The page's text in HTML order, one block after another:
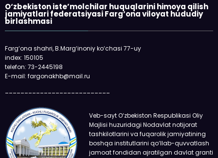
O‘zbekiston iste’molchilar huquqlarini himoya qilish
jamiyatlari federatsiyasi Farg‘ona viloyat hududiy
birlashmasi
Farg‘ona shahri, B.Marg‘inoniy ko‘chasi 77-uy
index: 150105
telefon: 73-2445198
E-mail: fargonakhb@mail.ru
Veb-sayt O‘zbekiston Respublikasi Oliy
Majlisi huzuridagi Nodavlat notijorat
tashkilotlarini va fuqarolik jamiyatining
boshqa institutlarini qo‘llab-quvvatlash
jamoat fondidan ajratilgan davlat granti